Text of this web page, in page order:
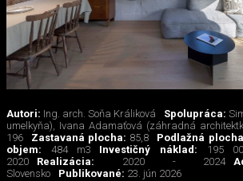
Autori: Ing. arch. Soňa Králiková Spolupráca:
umelkyňa), Ivana Adamaťová (záhradná
196
Zastavaná plocha: 85,8 Podlažná
objem: 484 m3 Investičný náklad: 195
2020
Realizácia: 2020 - 2024
Slovensko
Publikované: 23. jún 2026